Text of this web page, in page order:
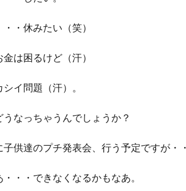
・休みたい（笑）
金は困るけど（汗）
シイ問題（汗）。
うなっちゃうんでしょうか？
子供達のプチ発表会、行う予定ですが・
・・・できなくなるかもなあ。